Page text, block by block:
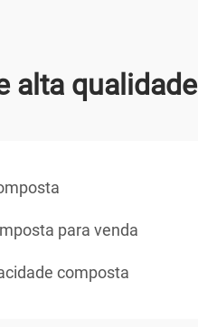
alta qualidade
para venda
composta